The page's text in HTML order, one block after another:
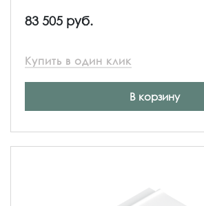
83 505 руб.
Купить в один клик
В корзину